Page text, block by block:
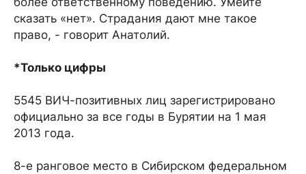
сказать «нет». Страдания дают мне такое
право, - говорит Анатолий.
*Только цифры
5545 ВИЧ-позитивных лиц зарегистрировано
официально за все годы в Бурятии на 1 мая
2013 года.
8-е ранговое место в Сибирском федеральном